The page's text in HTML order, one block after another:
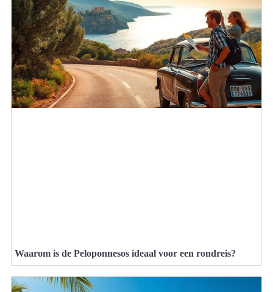
Waarom is de Peloponnesos ideaal voor een rondreis?